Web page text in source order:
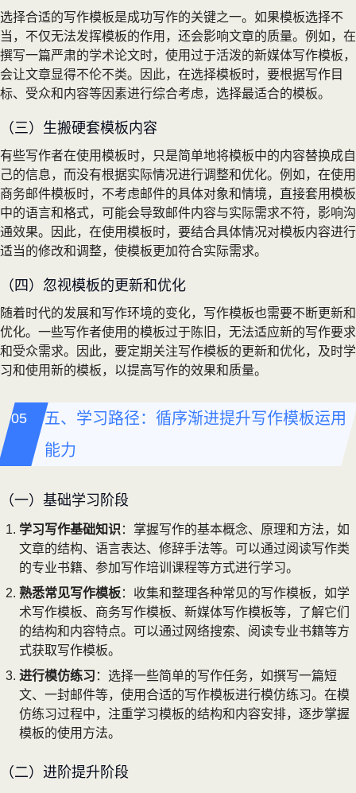
选择合适的写作模板是成功写作的关键之一。如果模板选择不
当，不仅无法发挥模板的作用，还会影响文章的质量。例如，在
撰写一篇严肃的学术论文时，使用过于活泼的新媒体写作模板，
会让文章显得不伦不类。因此，在选择模板时，要根据写作目
标、受众和内容等因素进行综合考虑，选择最适合的模板。
（三）生搬硬套模板内容
有些写作者在使用模板时，只是简单地将模板中的内容替换成自
己的信息，而没有根据实际情况进行调整和优化。例如，在使用
商务邮件模板时，不考虑邮件的具体对象和情境，直接套用模板
中的语言和格式，可能会导致邮件内容与实际需求不符，影响沟
通效果。因此，在使用模板时，要结合具体情况对模板内容进行
适当的修改和调整，使模板更加符合实际需求。
（四）忽视模板的更新和优化
随着时代的发展和写作环境的变化，写作模板也需要不断更新和
优化。一些写作者使用的模板过于陈旧，无法适应新的写作要求
和受众需求。因此，要定期关注写作模板的更新和优化，及时学
习和使用新的模板，以提高写作的效果和质量。
五、学习路径：循序渐进提升写作模板运用
能力
（一）基础学习阶段
学习写作基础知识 ：掌握写作的基本概念、原理和方法，如
文章的结构、语言表达、修辞手法等。可以通过阅读写作类
的专业书籍、参加写作培训课程等方式进行学习。
熟悉常见写作模板：收集和整理各种常见的写作模板，如学
术写作模板、商务写作模板、新媒体写作模板等，了解它们
的结构和内容特点。可以通过网络搜索、阅读专业书籍等方
式获取写作模板。
进行模仿练习 ：选择一些简单的写作任务，如撰写一篇短
文、一封邮件等，使用合适的写作模板进行模仿练习。在模
仿练习过程中，注重学习模板的结构和内容安排，逐步掌握
模板的使用方法。
（二）进阶提升阶段